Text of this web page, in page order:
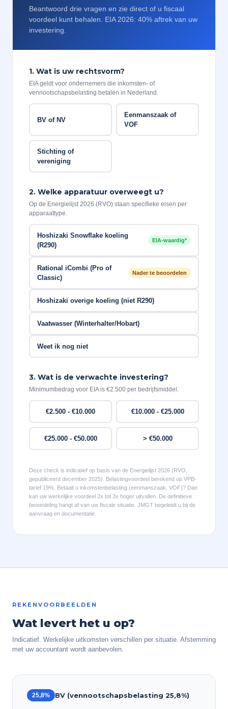
Beantwoord drie vragen en zie direct of u fiscaal
voordeel kunt behalen. EIA 2026: 40% aftrek van uw
investering.
1. Wat is uw rechtsvorm?
EIA geldt voor ondernemers die inkomsten- of
vennootschapsbelasting betalen in Nederland.
BV of NV
Eenmanszaak of
VOF
Stichting of
vereniging
2. Welke apparatuur overweegt u?
Op de Energielijst 2026 (RVO) staan specifieke eisen per
apparaattype.
Hoshizaki Snowflake koeling
(R290)
EIA-waardig*
Rational iCombi (Pro of
Classic)
Nader te beoordelen
Hoshizaki overige koeling (niet R290)
Vaatwasser (Winterhalter/Hobart)
Weet ik nog niet
3. Wat is de verwachte investering?
Minimumbedrag voor EIA is €2.500 per bedrijfsmiddel.
€2.500 - €10.000 €10.000 - €25.000
€25.000 - €50.000 > €50.000
Deze check is indicatief op basis van de Energielijst 2026 (RVO,
gepubliceerd december 2025). Belastingvoordeel berekend op VPB-
tarief 19%. Betaalt u inkomstenbelasting (eenmanszaak, VOF)? Dan
kan uw werkelijke voordeel 2x tot 3x hoger uitvallen. De definitieve
beoordeling hangt af van uw fiscale situatie. JMGT begeleidt u bij de
aanvraag en documentatie.
REKENVOORBEELDEN
Wat levert het u op?
Indicatief. Werkelijke uitkomsten verschillen per situatie. Afstemming
met uw accountant wordt aanbevolen.
25,8% BV (vennootschapsbelasting 25,8%)